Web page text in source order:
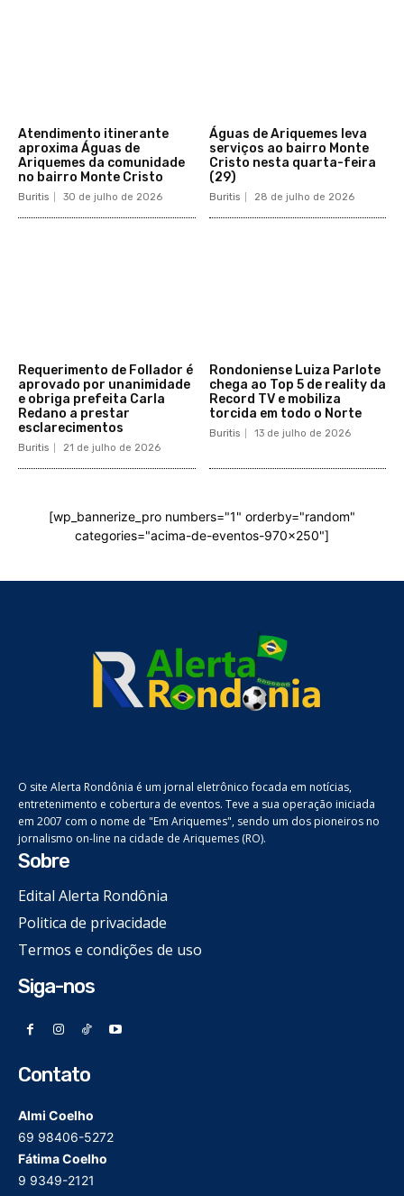
Atendimento itinerante
aproxima Águas de
Ariquemes da comunidade
no bairro Monte Cristo
Buritis 30 de julho de 2026
Águas de Ariquemes leva
serviços ao bairro Monte
Cristo nesta quarta-feira
(29)
Buritis 28 de julho de 2026
Requerimento de Follador é
aprovado por unanimidade
e obriga prefeita Carla
Redano a prestar
esclarecimentos
Buritis 21 de julho de 2026
Rondoniense Luiza Parlote
chega ao Top 5 de reality da
Record TV e mobiliza
torcida em todo o Norte
Buritis 13 de julho de 2026
[wp_bannerize_pro numbers="1" orderby="random"
categories="acima-de-eventos-970x250"]
O site Alerta Rondônia é um jornal eletrônico focada em notícias,
entretenimento e cobertura de eventos. Teve a sua operação iniciada
em 2007 com o nome de "Em Ariquemes", sendo um dos pioneiros no
jornalismo on-line na cidade de Ariquemes (RO).
Sobre
Edital Alerta Rondônia
Politica de privacidade
Termos e condições de uso
Siga-nos
Contato
Almi Coelho
69 98406-5272
Fátima Coelho
9 9349-2121